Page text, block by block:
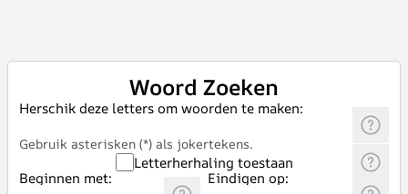
Woord Zoeken
Herschik deze letters om woorden te maken:
Gebruik asterisken (*) als jokertekens.
Letterherhaling toestaan
Beginnen met:
Eindigen op: